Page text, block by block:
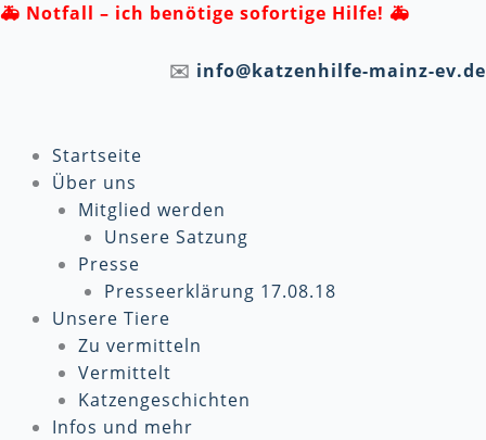
Zum
🚑 Notfall – ich benötige sofortige Hilfe! 🚑
✉️ info@katzenhilfe-mainz-ev.de
Startseite
Über uns
Mitglied werden
Unsere Satzung
Presse
Presseerklärung 17.08.18
Unsere Tiere
Zu vermitteln
Vermittelt
Katzengeschichten
Infos und mehr